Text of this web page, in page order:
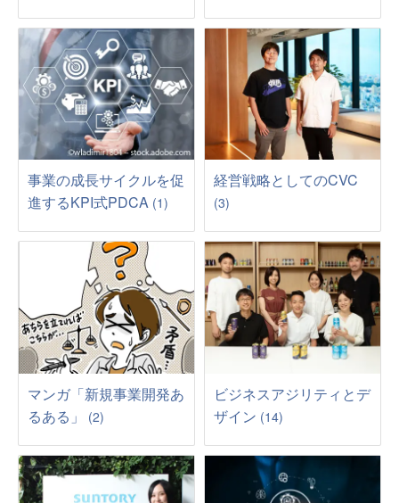
事業の成長サイクルを促
進するKPI式PDCA (1)
経営戦略としてのCVC
(3)
マンガ「新規事業開発あ
るある」
(2)
ビジネスアジリティとデ
ザイン (14)